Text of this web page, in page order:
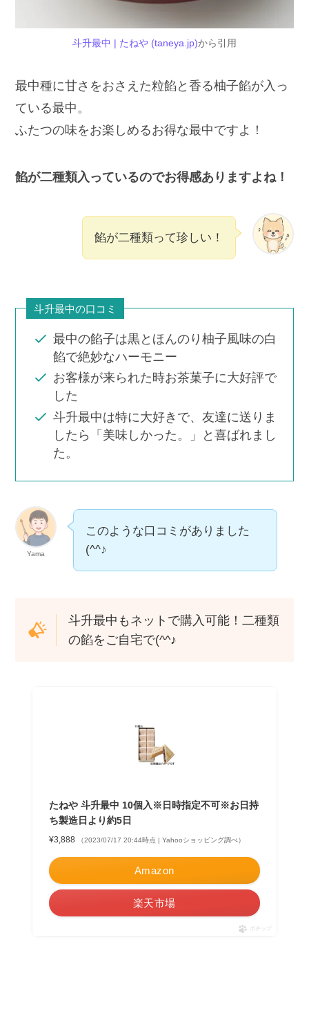
斗升最中 | たねや (taneya.jp)から引用
最中種に甘さをおさえた粒餡と香る柚子餡が入っ
ている最中。
ふたつの味をお楽しめるお得な最中ですよ！
餡が二種類入っているのでお得感ありますよね！
餡が二種類って珍しい！
斗升最中の口コミ
最中の餡子は黒とほんのり柚子風味の白
餡で絶妙なハーモニー
お客様が来られた時お茶菓子に大好評で
した
斗升最中は特に大好きで、友達に送りま
したら「美味しかった。」と喜ばれまし
た。
Yama
このような口コミがありました
(^^♪
斗升最中もネットで購入可能！二種類
の餡をご自宅で(^^♪
たねや 斗升最中 10個入※日時指定不可※お日持
ち製造日より約5日
¥3,888 （2023/07/17 20:44時点 | Yahooショッピング調べ）
Amazon
楽天市場
ポチップ